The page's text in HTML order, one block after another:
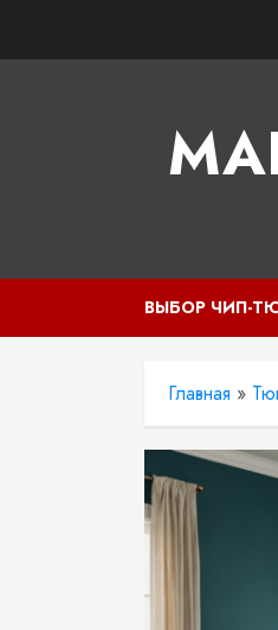
ВЫБОР ЧИП-
Главная »